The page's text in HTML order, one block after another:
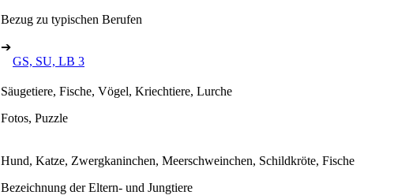
Bezug zu typischen Berufen
➔
GS, SU, LB 3
Säugetiere, Fische, Vögel, Kriechtiere, Lurche
Fotos, Puzzle
Hund, Katze, Zwergkaninchen, Meerschweinchen, Schildkröte, Fische
Bezeichnung der Eltern- und Jungtiere